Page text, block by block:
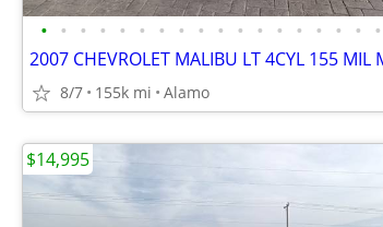
• • • • • • • • • • • • • • • • • •
8/7 155k mi Alamo
$14,995